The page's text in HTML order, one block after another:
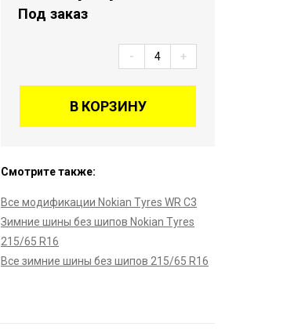
Под заказ
- +
В КОРЗИНУ
Смотрите также:
Все модификации Nokian Tyres WR C3
Зимние шины без шипов Nokian Tyres
215/65 R16
Все зимние шины без шипов 215/65 R16